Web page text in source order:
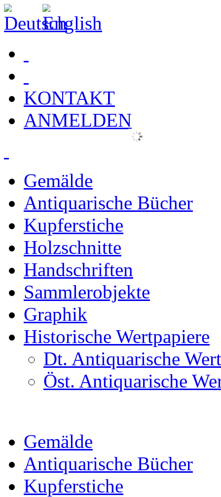
KONTAKT
ANMELDEN
Gemälde
Antiquarische Bücher
Kupferstiche
Holzschnitte
Handschriften
Sammlerobjekte
Graphik
Historische Wertpapiere
Dt. Antiquarische
Öst. Antiquarische
Gemälde
Antiquarische Bücher
Kupferstiche